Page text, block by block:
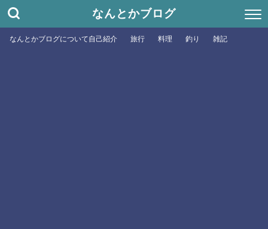
なんとかブログ
なんとかブログについて自己紹介 旅行 料理 釣り 雑記